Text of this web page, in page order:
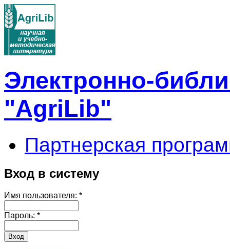
Электронно-
"AgriLib"
Партнерская
Вход в систему
Имя пользователя: *
Пароль: *